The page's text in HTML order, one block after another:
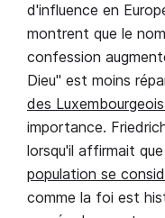
d'influence en
montrent que le
confession
Dieu" est moins
des
importance.
lorsqu'il affirmait
population se
comme la foi est